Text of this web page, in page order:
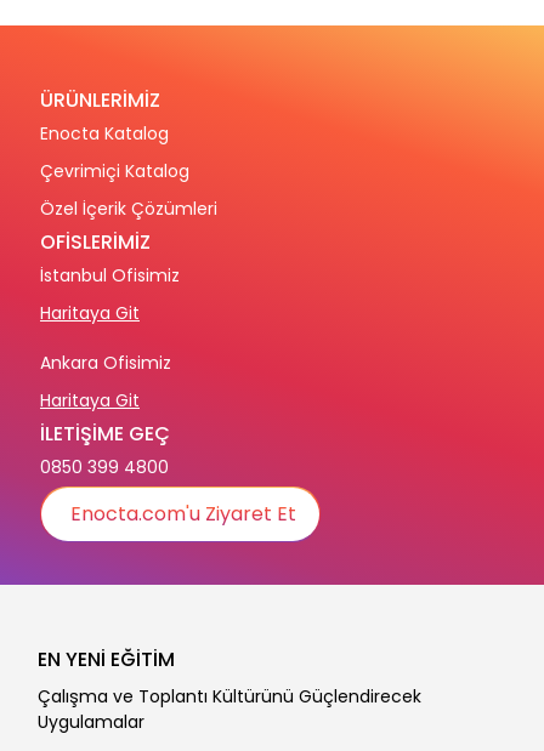
ÜRÜNLERİMİZ
Enocta Katalog
Çevrimiçi Katalog
Özel İçerik Çözümleri
OFİSLERİMİZ
İstanbul Ofisimiz
Haritaya Git
Ankara Ofisimiz
Haritaya Git
İLETİŞİME GEÇ
0850 399 4800
Enocta.com'u Ziyaret Et
EN YENİ EĞİTİM
Çalışma ve Toplantı Kültürünü Güçlendirecek
Uygulamalar